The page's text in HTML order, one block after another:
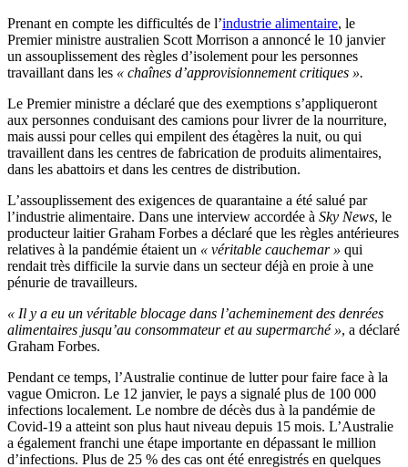
Prenant en compte les difficultés de l’industrie alimentaire, le
Premier ministre australien Scott Morrison a annoncé le 10 janvier
un assouplissement des règles d’isolement pour les personnes
travaillant dans les « chaînes d’approvisionnement critiques ».
Le Premier ministre a déclaré que des exemptions s’appliqueront
aux personnes conduisant des camions pour livrer de la nourriture,
mais aussi pour celles qui empilent des étagères la nuit, ou qui
travaillent dans les centres de fabrication de produits alimentaires,
dans les abattoirs et dans les centres de distribution.
L’assouplissement des exigences de quarantaine a été salué par
l’industrie alimentaire. Dans une interview accordée à Sky News, le
producteur laitier Graham Forbes a déclaré que les règles antérieures
relatives à la pandémie étaient un « véritable cauchemar » qui
rendait très difficile la survie dans un secteur déjà en proie à une
pénurie de travailleurs.
« Il y a eu un véritable blocage dans l’acheminement des denrées
alimentaires jusqu’au consommateur et au supermarché », a déclaré
Graham Forbes.
Pendant ce temps, l’Australie continue de lutter pour faire face à la
vague Omicron. Le 12 janvier, le pays a signalé plus de 100 000
infections localement. Le nombre de décès dus à la pandémie de
Covid-19 a atteint son plus haut niveau depuis 15 mois. L’Australie
a également franchi une étape importante en dépassant le million
d’infections. Plus de 25 % des cas ont été enregistrés en quelques